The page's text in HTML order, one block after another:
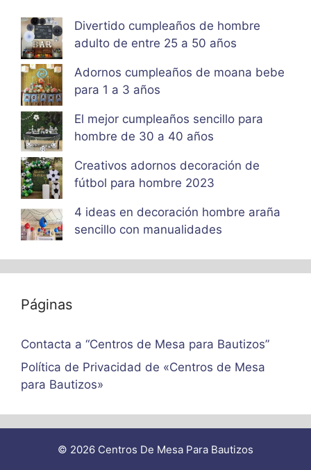
Divertido cumpleaños de hombre
adulto de entre 25 a 50 años
Adornos cumpleaños de moana bebe
para 1 a 3 años
El mejor cumpleaños sencillo para
hombre de 30 a 40 años
Creativos adornos decoración de
fútbol para hombre 2023
4 ideas en decoración hombre araña
sencillo con manualidades
Páginas
Contacta a “Centros de Mesa para Bautizos”
Política de Privacidad de «Centros de Mesa
para Bautizos»
© 2026 Centros De Mesa Para Bautizos